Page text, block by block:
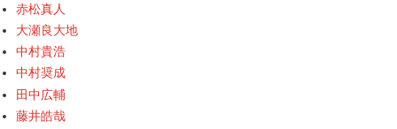
赤松真人
大瀬良大地
中村貴浩
中村奨成
田中広輔
藤井皓哉